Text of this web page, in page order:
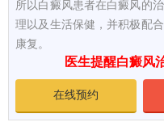
所以白癜风患者在白癜风的
理以及生活保健，并积极配
康复。
医生提醒白癜风
在线预约